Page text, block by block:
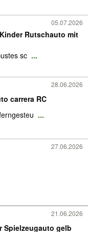
05.07.2026
Rutschauto mit
sc ...
28.06.2026
carrera RC
...
27.06.2026
21.06.2026
Spielzeugauto gelb